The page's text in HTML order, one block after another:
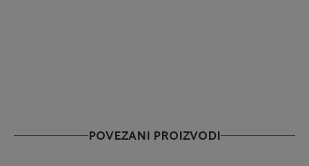
POVEZANI PROIZVODI